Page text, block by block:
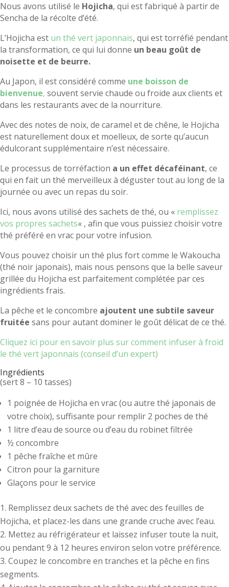
Nous avons utilisé le Hojicha, qui est fabriqué à partir de
Sencha de la récolte d’été.
L’Hojicha est un thé vert japonnais, qui est torréfié pendant
la transformation, ce qui lui donne un beau goût de
noisette et de beurre.
Au Japon, il est considéré comme une boisson de
bienvenue, souvent servie chaude ou froide aux clients et
dans les restaurants avec de la nourriture.
Avec des notes de noix, de caramel et de chêne, le Hojicha
est naturellement doux et moelleux, de sorte qu’aucun
édulcorant supplémentaire n’est nécessaire.
Le processus de torréfaction a un effet décaféinant, ce
qui en fait un thé merveilleux à déguster tout au long de la
journée ou avec un repas du soir.
Ici, nous avons utilisé des sachets de thé, ou « remplissez
vos propres sachets« , afin que vous puissiez choisir votre
thé préféré en vrac pour votre infusion.
Vous pouvez choisir un thé plus fort comme le Wakoucha
(thé noir japonais), mais nous pensons que la belle saveur
grillée du Hojicha est parfaitement complétée par ces
ingrédients frais.
La pêche et le concombre ajoutent une subtile saveur
fruitée sans pour autant dominer le goût délicat de ce thé.
Cliquez ici pour en savoir plus sur comment infuser à froid
le thé vert japonnais (conseil d’un expert)
Ingrédients
(sert 8 – 10 tasses)
1 poignée de Hojicha en vrac (ou autre thé japonais de
votre choix), suffisante pour remplir 2 poches de thé
1 litre d’eau de source ou d’eau du robinet filtrée
½ concombre
1 pêche fraîche et mûre
Citron pour la garniture
Glaçons pour le service
Remplissez deux sachets de thé avec des feuilles de
Hojicha, et placez-les dans une grande cruche avec l’eau.
Mettez au réfrigérateur et laissez infuser toute la nuit,
ou pendant 9 à 12 heures environ selon votre préférence.
Coupez le concombre en tranches et la pêche en fins
segments.